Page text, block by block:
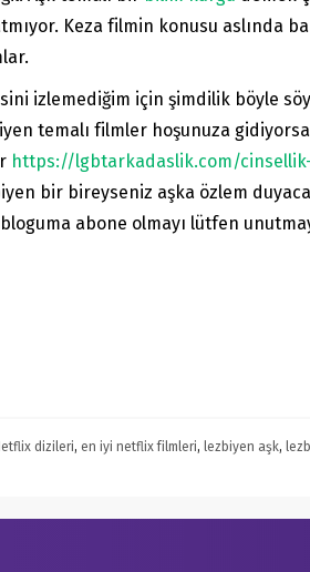
Keza filmin konusu aslında
izlemediğim için şimdilik böyle
temalı filmler hoşunuza
https://lgbtarkadaslik.com/
bir bireyseniz aşka özlem
abone olmayı lütfen
dizileri, en iyi netflix filmleri, lezbiyen aşk,